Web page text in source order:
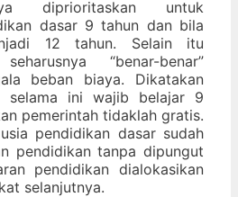
diprioritaskan untuk
dasar 9 tahun dan bila
12 tahun. Selain itu
“benar-benar”
beban biaya. Dikatakan
selama ini wajib belajar 9
pemerintah tidaklah gratis.
pendidikan dasar sudah
pendidikan tanpa dipungut
pendidikan dialokasikan
selanjutnya.